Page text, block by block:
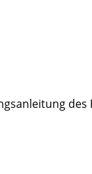
des